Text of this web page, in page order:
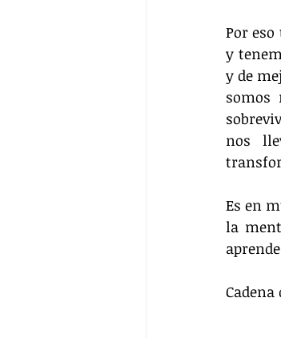
Por
y
y de
somos
nos
Es en
la
Cadena